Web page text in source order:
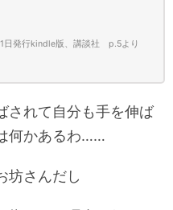
1日発行kindle版、講談社 p.5より
されて自分も手を伸ば
何かあるわ……
坊さんだし